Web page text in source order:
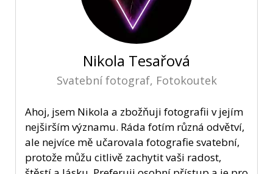
Nikola Tesařová
Svatební fotograf, Fotokoutek
Ahoj, jsem Nikola a zbožňuji fotografii v jejím
nejširším významu. Ráda fotím různá odvětví,
ale nejvíce mě učarovala fotografie svatební,
protože můžu citlivě zachytit vaši radost,